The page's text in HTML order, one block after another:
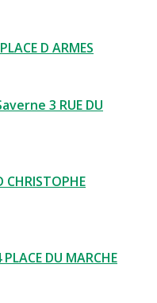
D ARMES
3 RUE DU
DU MARCHE